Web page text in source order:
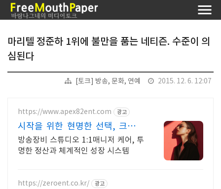
마리텔 정준하 1위에 불만을 품는 네티즌. 수준이 의
심된다
[토크] 방송, 문화, 연예 2015. 12. 6. 12:07
https://www.apex82ent.com 광고
시작을 위한 현명한 선택, 크리에
이터, BJ 상시 모집
방송장비 스튜디오 1:1매니저 케어, 투
명한 정산과 체계적인 성장 시스템
https://zeroent.co.kr/ 광고